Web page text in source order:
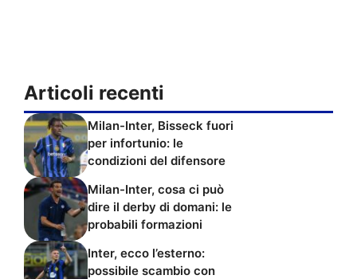
Articoli recenti
Milan-Inter, Bisseck fuori
per infortunio: le
condizioni del difensore
Milan-Inter, cosa ci può
dire il derby di domani: le
probabili formazioni
Inter, ecco l’esterno:
possibile scambio con